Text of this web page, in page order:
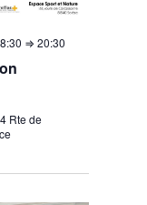
⇒20:30
Rte de